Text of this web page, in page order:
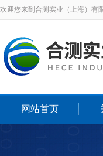
欢迎您来到合测实业（上海）有
网站首页